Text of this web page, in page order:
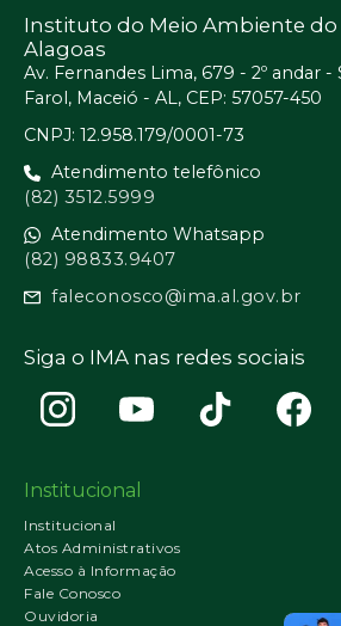
Instituto do Meio Ambiente do
Alagoas
Av. Fernandes Lima, 679 - 2º andar -
Farol, Maceió - AL, CEP: 57057-450
CNPJ: 12.958.179/0001-73
Atendimento telefônico
(82) 3512.5999
Atendimento Whatsapp
(82) 98833.9407
faleconosco@ima.al.gov.br
Siga o IMA nas redes sociais
Institucional
Institucional
Atos Administrativos
Acesso à Informação
Fale Conosco
Ouvidoria